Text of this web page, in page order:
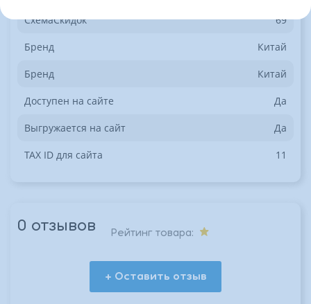
СхемаСкидок 69
Бренд Китай
Бренд Китай
Доступен на сайте Да
Выгружается на сайт Да
TAX ID для сайта 11
0 отзывов Рейтинг товара:
+ Оставить отзыв